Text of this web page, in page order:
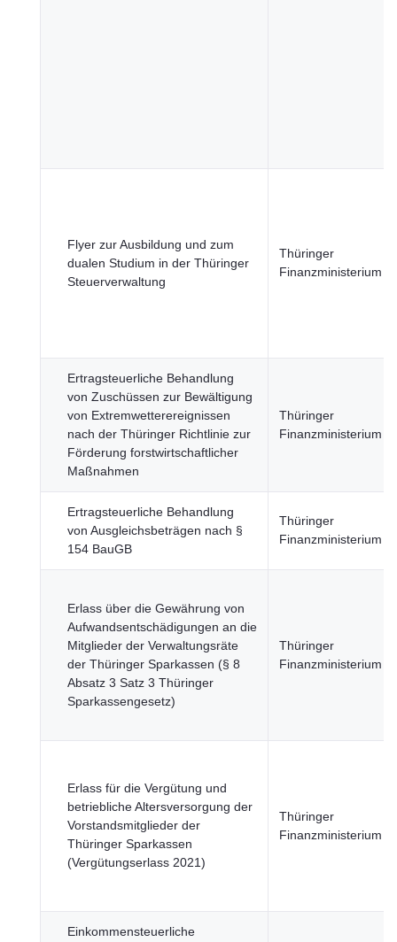
Flyer zur Ausbildung und zum
dualen Studium in der Thüringer
Steuerverwaltung
Thüringer
Finanzministerium
Ertragsteuerliche Behandlung
von Zuschüssen zur Bewältigung
von Extremwetterereignissen
nach der Thüringer Richtlinie zur
Förderung forstwirtschaftlicher
Maßnahmen
Thüringer
Finanzministerium
Ertragsteuerliche Behandlung
von Ausgleichsbeträgen nach §
154 BauGB
Thüringer
Finanzministerium
Erlass über die Gewährung von
Aufwandsentschädigungen an die
Mitglieder der Verwaltungsräte
der Thüringer Sparkassen (§ 8
Absatz 3 Satz 3 Thüringer
Sparkassengesetz)
Thüringer
Finanzministerium
Erlass für die Vergütung und
betriebliche Altersversorgung der
Vorstandsmitglieder der
Thüringer Sparkassen
(Vergütungserlass 2021)
Thüringer
Finanzministerium
Einkommensteuerliche